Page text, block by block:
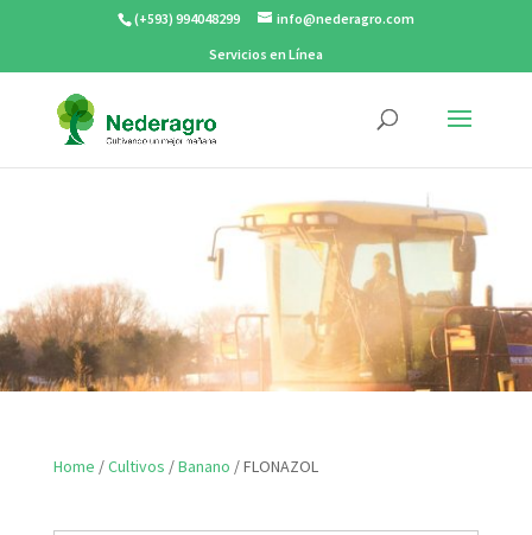
(+593) 994048299
info@nederagro.com
Servicios en Línea
Home /Cultivos /Banano / FLONAZOL